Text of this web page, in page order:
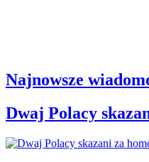
Najnowsze
Dwaj Polacy